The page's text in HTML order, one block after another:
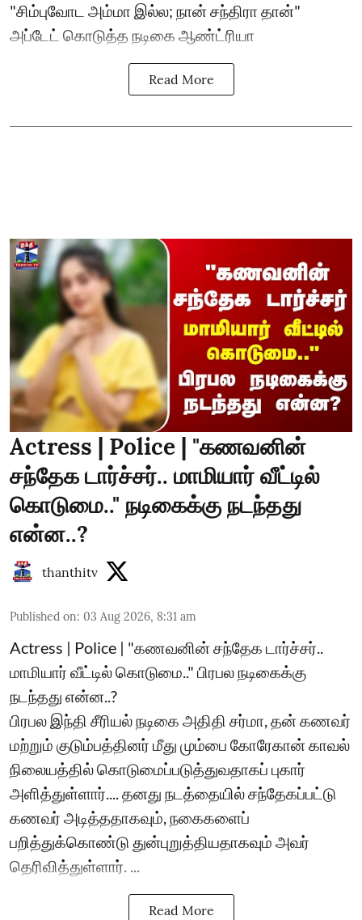
"சிம்புவோட அம்மா இல்ல; நான் சந்திரா தான்"
அப்டேட் கொடுத்த நடிகை ஆண்ட்ரியா
Read More
Actress | Police | "கணவனின்
சந்தேக டார்ச்சர்.. மாமியார் வீட்டில்
கொடுமை.." நடிகைக்கு நடந்தது
என்ன..?
thanthitv
Published on: 03 Aug 2026, 8:31 am
Actress | Police | "கணவனின் சந்தேக டார்ச்சர்..
மாமியார் வீட்டில் கொடுமை.." பிரபல நடிகைக்கு
நடந்தது என்ன..?
பிரபல இந்தி சீரியல் நடிகை அதிதி சர்மா, தன் கணவர்
மற்றும் குடும்பத்தினர் மீது மும்பை கோரேகான் காவல்
நிலையத்தில் கொடுமைப்படுத்துவதாகப் புகார்
அளித்துள்ளார்.... தனது நடத்தையில் சந்தேகப்பட்டு
கணவர் அடித்ததாகவும், நகைகளைப்
பறித்துக்கொண்டு துன்புறுத்தியதாகவும் அவர்
தெரிவித்துள்ளார். ...
Read More